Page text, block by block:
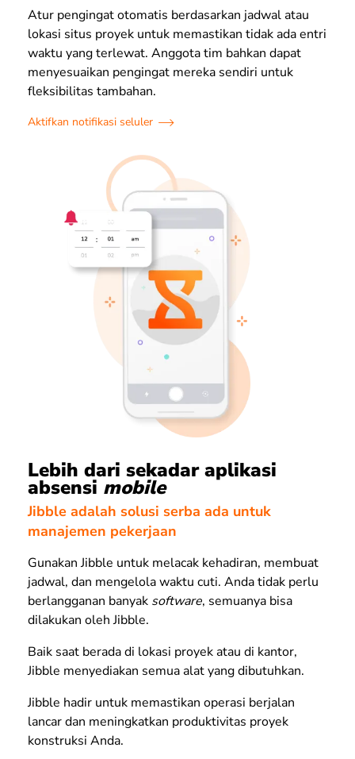
Atur pengingat otomatis berdasarkan jadwal atau
lokasi situs proyek untuk memastikan tidak ada entri
waktu yang terlewat. Anggota tim bahkan dapat
menyesuaikan pengingat mereka sendiri untuk
fleksibilitas tambahan.
Aktifkan notifikasi seluler
Lebih dari sekadar aplikasi
absensi mobile
Jibble adalah solusi serba ada untuk
manajemen pekerjaan
Gunakan Jibble untuk melacak kehadiran, membuat
jadwal, dan mengelola waktu cuti. Anda tidak perlu
berlangganan banyak software, semuanya bisa
dilakukan oleh Jibble.
Baik saat berada di lokasi proyek atau di kantor,
Jibble menyediakan semua alat yang dibutuhkan.
Jibble hadir untuk memastikan operasi berjalan
lancar dan meningkatkan produktivitas proyek
konstruksi Anda.